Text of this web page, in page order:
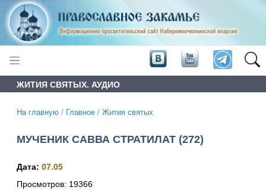
ЖИТИЯ СВЯТЫХ. АУДИО
На главную / Главное / Жития святых
МУЧЕНИК САВВА СТРАТИЛАТ (272)
Дата: 07.05
Просмотров: 19366